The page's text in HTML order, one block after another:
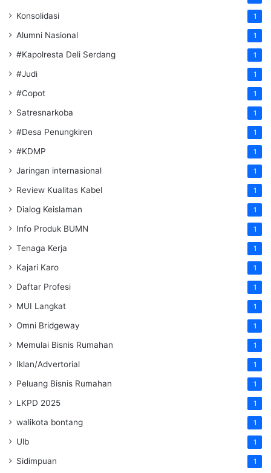
Konsolidasi 1
Alumni Nasional 1
#Kapolresta Deli Serdang 1
#Judi 1
#Copot 1
Satresnarkoba 1
#Desa Penungkiren 1
#KDMP 1
Jaringan internasional 1
Review Kualitas Kabel 1
Dialog Keislaman 1
Info Produk BUMN 1
Tenaga Kerja 1
Kajari Karo 1
Daftar Profesi 1
MUI Langkat 1
Omni Bridgeway 1
Memulai Bisnis Rumahan 1
Iklan/Advertorial 1
Peluang Bisnis Rumahan 1
LKPD 2025 1
walikota bontang 1
Ulb 1
Sidimpuan 1